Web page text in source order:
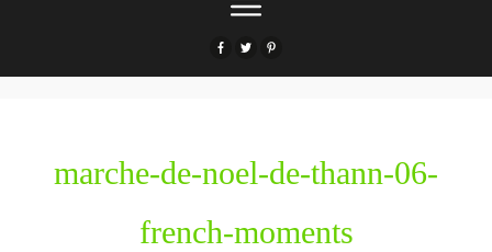
marche-de-noel-de-thann-06-
french-moments